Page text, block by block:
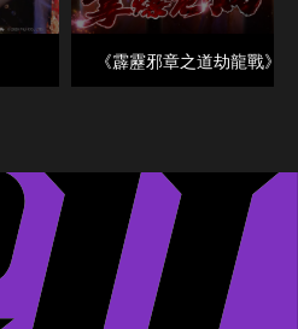
《霹靂邪章之道劫龍戰》